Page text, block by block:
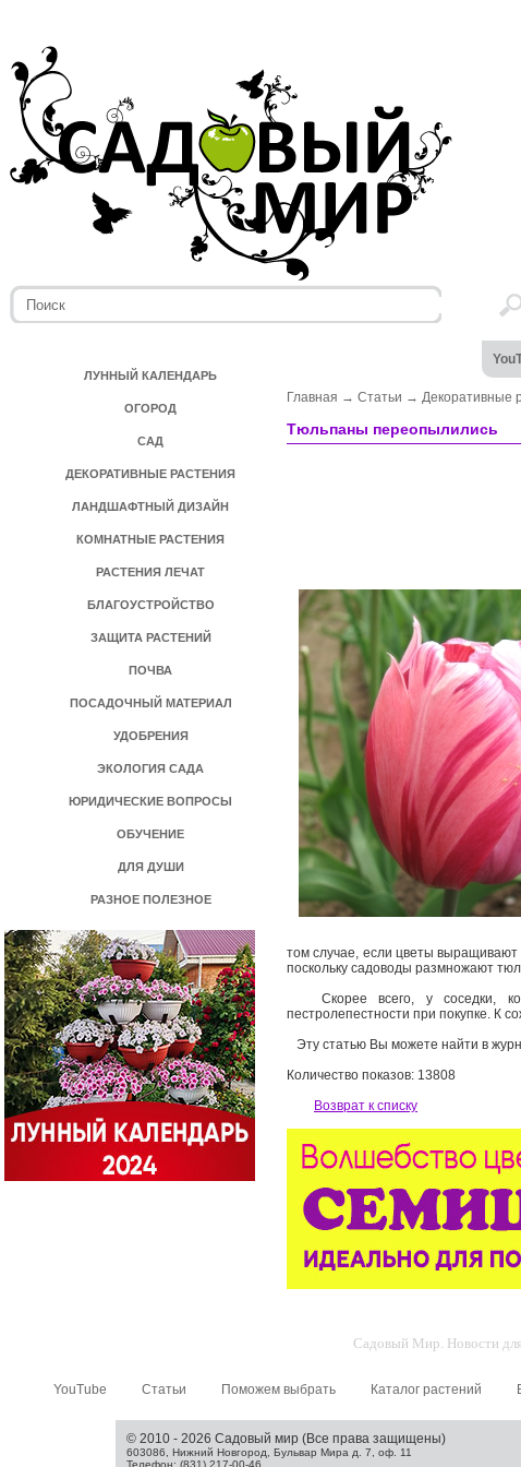
ЛУННЫЙ КАЛЕНДАРЬ
ОГОРОД
САД
ДЕКОРАТИВНЫЕ РАСТЕНИЯ
ЛАНДШАФТНЫЙ ДИЗАЙН
КОМНАТНЫЕ РАСТЕНИЯ
РАСТЕНИЯ ЛЕЧАТ
БЛАГОУСТРОЙСТВО
ЗАЩИТА РАСТЕНИЙ
ПОЧВА
ПОСАДОЧНЫЙ МАТЕРИАЛ
УДОБРЕНИЯ
ЭКОЛОГИЯ САДА
ЮРИДИЧЕСКИЕ ВОПРОСЫ
ОБУЧЕНИЕ
ДЛЯ ДУШИ
РАЗНОЕ ПОЛЕЗНОЕ
Главная → Статьи → Декоративные
Тюльпаны переопылились
том случае, если цветы
поскольку садоводы размножают
Скорее всего, у соседки,
пестролепестности при покупке. К
Эту статью Вы можете найти в
Количество показов: 13808
Возврат к списку
Садовый Мир. Новости для
YouTube Статьи Поможем выбрать Каталог растений
© 2010 - 2026 Садовый мир (Все права защищены)
603086, Нижний Новгород, Бульвар Мира д. 7, оф. 11
Телефон: (831) 217-00-46